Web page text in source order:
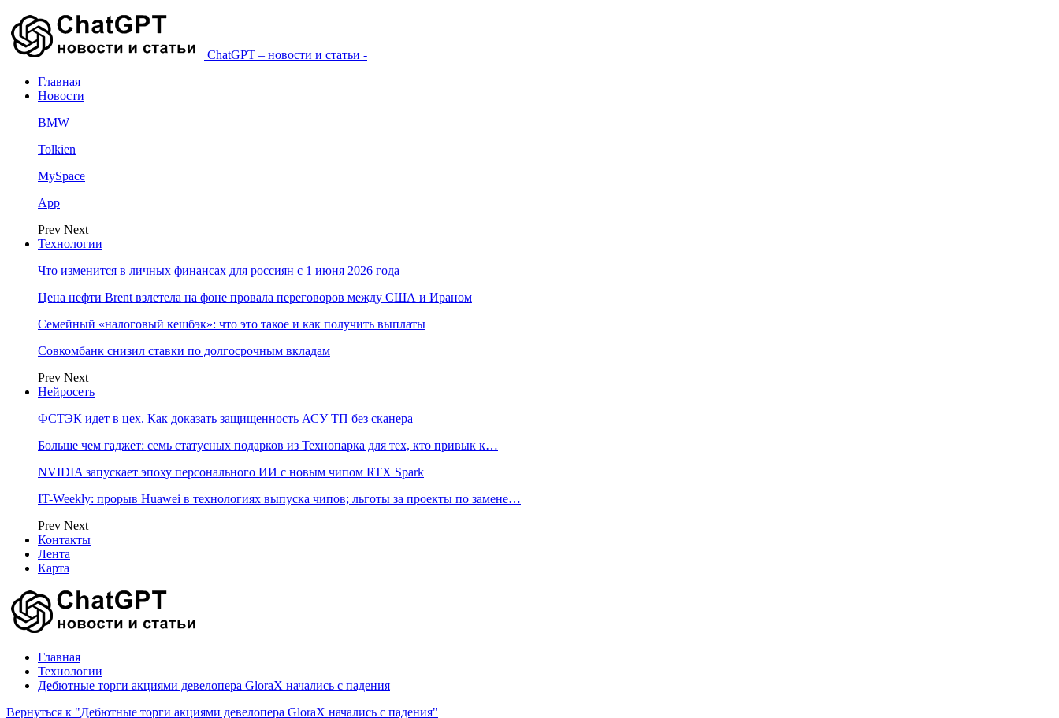
ChatGPT – новости и статьи -
Главная
Новости
BMW
Tolkien
MySpace
App
Prev Next
Технологии
Что изменится в личных финансах для россиян с 1 июня 2026 года
Цена нефти Brent взлетела на фоне провала переговоров между США и Ираном
Семейный «налоговый кешбэк»: что это такое и как получить выплаты
Совкомбанк снизил ставки по долгосрочным вкладам
Prev Next
Нейросеть
ФСТЭК идет в цех. Как доказать защищенность АСУ ТП без сканера
Больше чем гаджет: семь статусных подарков из Технопарка для тех, кто привык к…
NVIDIA запускает эпоху персонального ИИ с новым чипом RTX Spark
IT-Weekly: прорыв Huawei в технологиях выпуска чипов; льготы за проекты по замене…
Prev Next
Контакты
Лента
Карта
Главная
Технологии
Дебютные торги акциями девелопера GloraX начались с падения
Вернуться к "Дебютные торги акциями девелопера GloraX начались с падения"